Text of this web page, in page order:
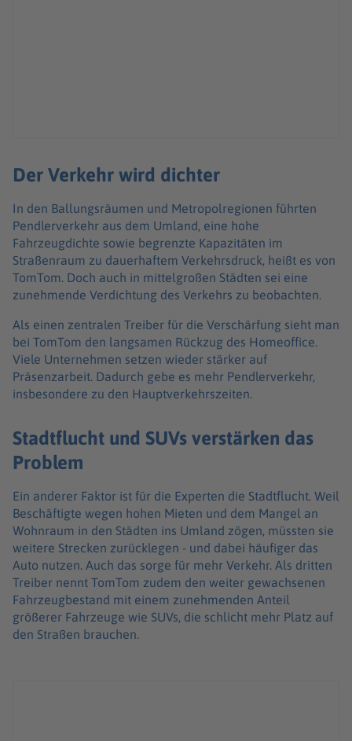
Der Verkehr wird dichter
In den Ballungsräumen und Metropolregionen führten
Pendlerverkehr aus dem Umland, eine hohe
Fahrzeugdichte sowie begrenzte Kapazitäten im
Straßenraum zu dauerhaftem Verkehrsdruck, heißt es von
TomTom. Doch auch in mittelgroßen Städten sei eine
zunehmende Verdichtung des Verkehrs zu beobachten.
Als einen zentralen Treiber für die Verschärfung sieht man
bei TomTom den langsamen Rückzug des Homeoffice.
Viele Unternehmen setzen wieder stärker auf
Präsenzarbeit. Dadurch gebe es mehr Pendlerverkehr,
insbesondere zu den Hauptverkehrszeiten.
Stadtflucht und SUVs verstärken das
Problem
Ein anderer Faktor ist für die Experten die Stadtflucht. Weil
Beschäftigte wegen hohen Mieten und dem Mangel an
Wohnraum in den Städten ins Umland zögen, müssten sie
weitere Strecken zurücklegen - und dabei häufiger das
Auto nutzen. Auch das sorge für mehr Verkehr. Als dritten
Treiber nennt TomTom zudem den weiter gewachsenen
Fahrzeugbestand mit einem zunehmenden Anteil
größerer Fahrzeuge wie SUVs, die schlicht mehr Platz auf
den Straßen brauchen.